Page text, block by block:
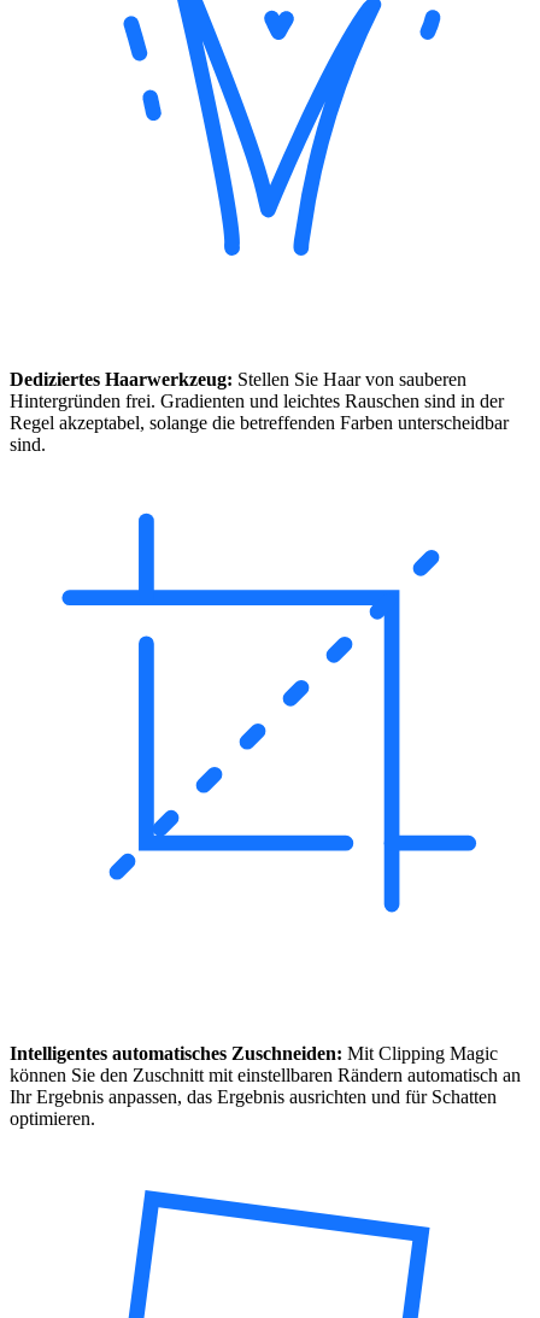
Dediziertes Haarwerkzeug: Stellen Sie Haar von sauberen
Hintergründen frei. Gradienten und leichtes Rauschen sind in der
Regel akzeptabel, solange die betreffenden Farben unterscheidbar
sind.
Intelligentes automatisches Zuschneiden: Mit Clipping Magic
können Sie den Zuschnitt mit einstellbaren Rändern automatisch an
Ihr Ergebnis anpassen, das Ergebnis ausrichten und für Schatten
optimieren.